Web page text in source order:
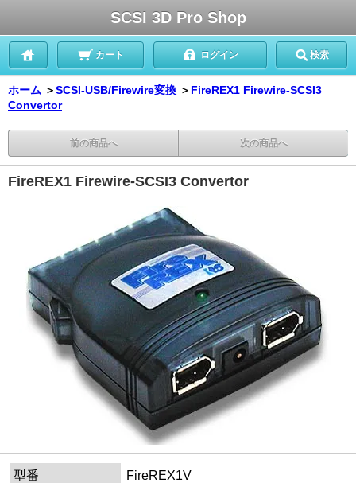
SCSI 3D Pro Shop
カート ログイン 検索
ホーム ＞SCSI-USB/Firewire変換 ＞ FireREX1 Firewire-SCSI3
Convertor
前の商品へ 次の商品へ
FireREX1 Firewire-SCSI3 Convertor
型番
FireREX1V